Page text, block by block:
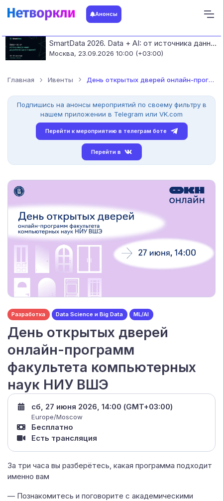
Анонсы
SmartData 2026. Data + AI: от источника данных до работающих моделей
Москва, 23.09.2026 10:00 (+03:00)
Главная Ивенты День открытых дверей онлайн-программ факультета компьютерных...
Подпишись на анонсы мероприятий по своему фильтру в
нашем приложении в Telegram или VK.com
Перейти к мероприятию в телеграм боте
Перейти в
Разработка Data Science и Big Data ML/AI
День открытых дверей
онлайн-программ
факультета компьютерных
наук НИУ ВШЭ
За три часа вы разберётесь, какая программа подходит
именно вам
— Познакомитесь и поговорите с академическими
сб, 27 июня 2026, 14:00 (GMT+03:00)
Europe/Moscow
Бесплатно
Есть трансляция